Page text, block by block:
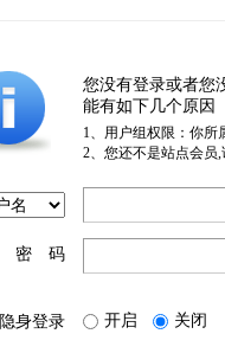
您没有登录或者您
能有如下几个原因
1、用户组权限：你所
2、您还不是站点会员
密 码
隐身登录 开启 关闭